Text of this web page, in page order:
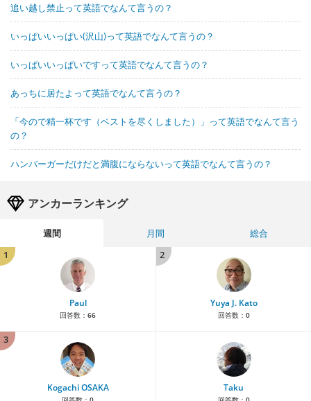
追い越し禁止って英語でなんて言うの？
いっぱいいっぱい(沢山)って英語でなんて言うの？
いっぱいいっぱいですって英語でなんて言うの？
あっちに居たよって英語でなんて言うの？
「今ので精一杯です（ベストを尽くしました）」って英語でなんて言う
の？
ハンバーガーだけだと満腹にならないって英語でなんて言うの？
アンカーランキング
週間 月間
総合
1
Paul
回答数： 66
2
Yuya J. Kato
回答数： 0
3
Kogachi OSAKA Taku